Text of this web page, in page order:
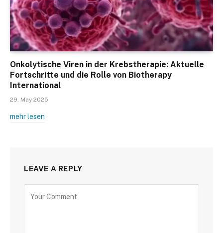
Onkolytische Viren in der Krebstherapie: Aktuelle
Fortschritte und die Rolle von Biotherapy
International
29. May 2025
mehr lesen
LEAVE A REPLY